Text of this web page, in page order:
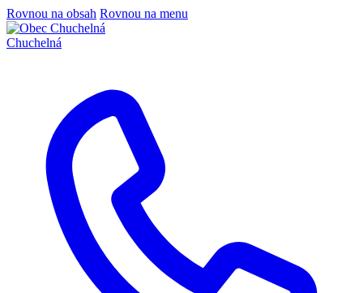
Rovnou na obsah Rovnou na menu
Chuchelná